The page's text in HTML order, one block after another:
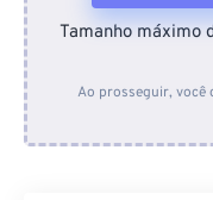
Do
Tamanho máximo
Ao prosseguir, você